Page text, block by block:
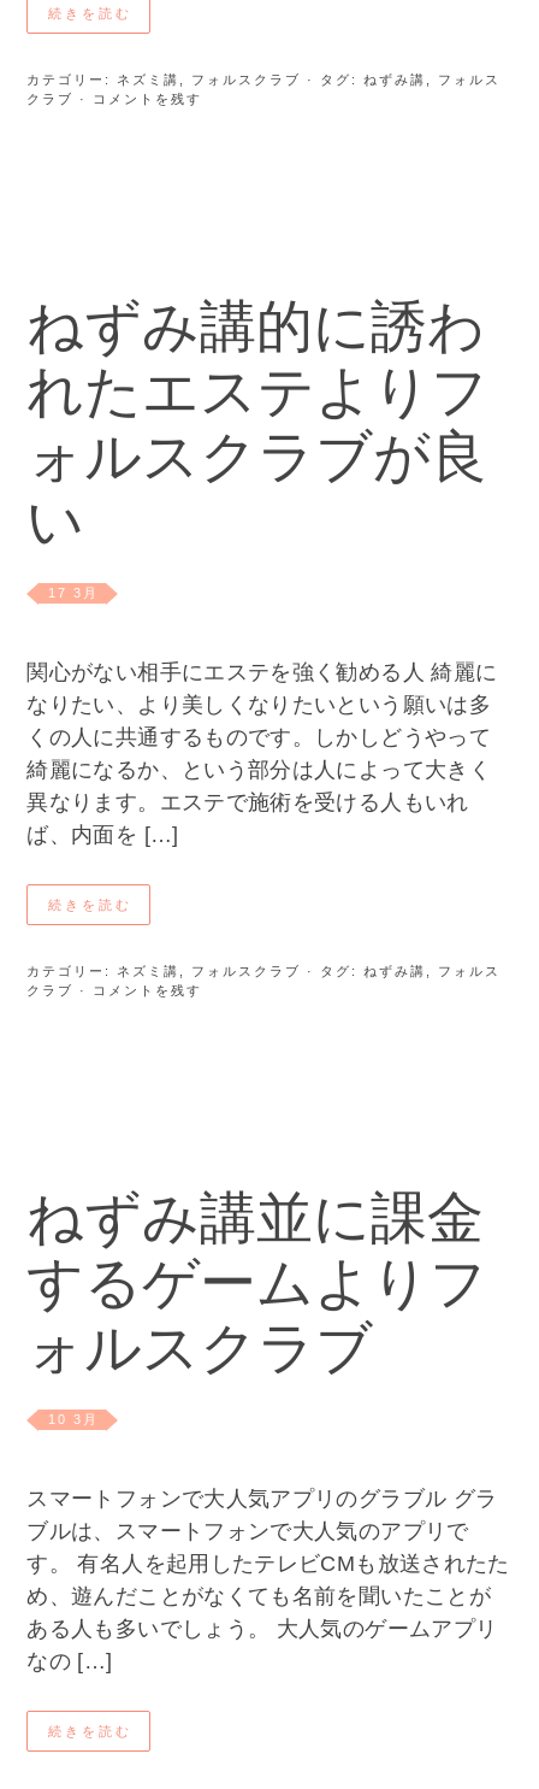
続きを読む
カテゴリー: ネズミ講 フォルスクラブ · タグ:ねずみ講
フォルス
クラブ
· コメントを残す
ねずみ講的に誘わ
れたエステよりフ
ォルスクラブが良
い
17 3月
関心がない相手にエステを強く勧める人 綺麗に
なりたい、より美しくなりたいという願いは多
くの人に共通するものです。しかしどうやって
綺麗になるか、という部分は人によって大きく
異なります。エステで施術を受ける人もいれ
ば、内面を […]
続きを読む
カテゴリー: ネズミ講 フォルスクラブ · タグ:ねずみ講
フォルス
クラブ
· コメントを残す
ねずみ講並に課金
するゲームよりフ
ォルスクラブ
10 3月
スマートフォンで大人気アプリのグラブル グラ
ブルは、スマートフォンで大人気のアプリで
す。 有名人を起用したテレビCMも放送されたた
め、遊んだことがなくても名前を聞いたことが
ある人も多いでしょう。 大人気のゲームアプリ
なの […]
続きを読む